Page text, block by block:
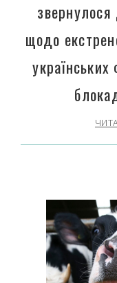
звернулося
щодо